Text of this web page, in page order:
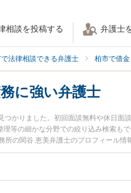
相談を投稿する 弁護士
法律相談できる弁護士 柏市で借
に強い弁護士
かりました。初回面談無料や休日
等の細かな分野での絞り込み検索も
の関谷 恵美弁護士のプロフィール
談したい』『個人・プライベートの
相談予約したい』などでお困りの相談